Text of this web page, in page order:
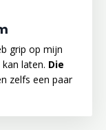
grip op mijn
laten. Die
zelfs een paar